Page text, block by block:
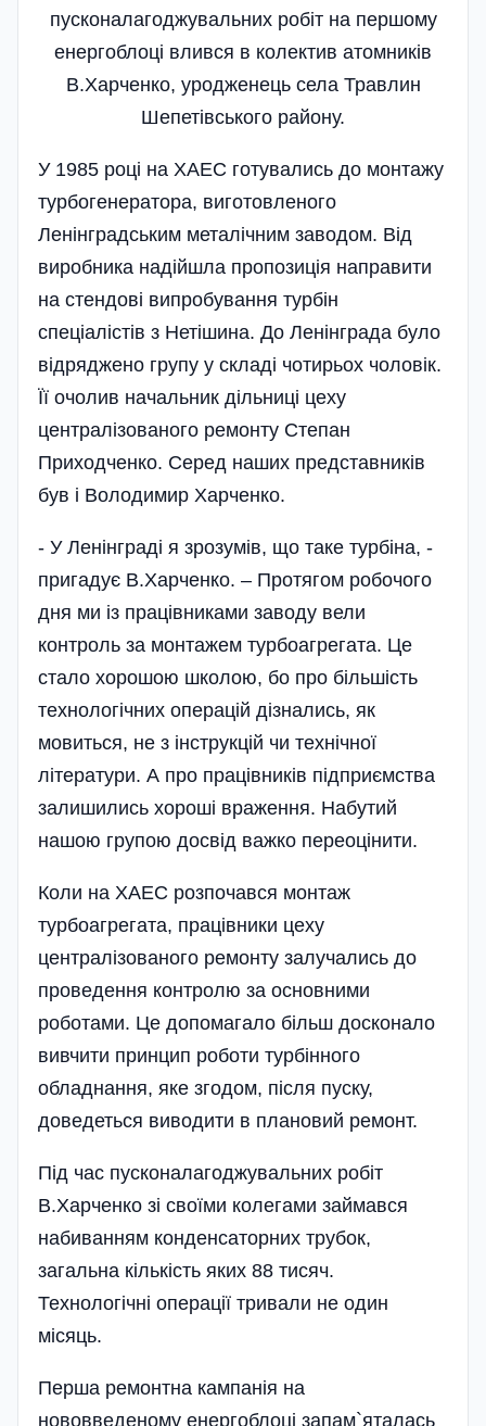
пусконалагоджувальних робіт на першому
енергоблоці влився в колектив атомників
В.Харченко, уродженець села Травлин
Шепетівського району.
У 1985 році на ХАЕС готувались до монтажу
турбогенератора, виготовленого
Ленінградським металічним заводом. Від
виробника надійшла пропозиція направити
на стендові випробування турбін
спеціалістів з Нетішина. До Ленінграда було
відряджено групу у складі чотирьох чоловік.
Її очолив начальник дільниці цеху
централізованого ремонту Степан
Приходченко. Серед наших представників
був і Володимир Харченко.
- У Ленінграді я зрозумів, що таке турбіна, -
пригадує В.Харченко. – Протягом робочого
дня ми із працівниками заводу вели
контроль за монтажем турбоагрегата. Це
стало хорошою школою, бо про більшість
технологічних операцій дізнались, як
мовиться, не з інструкцій чи технічної
літератури. А про працівників підприємства
залишились хороші враження. Набутий
нашою групою досвід важко переоцінити.
Коли на ХАЕС розпочався монтаж
турбоагрегата, працівники цеху
централізованого ремонту залучались до
проведення контролю за основними
роботами. Це допомагало більш досконало
вивчити принцип роботи турбінного
обладнання, яке згодом, після пуску,
доведеться виводити в плановий ремонт.
Під час пусконалаго­джувальних робіт
В.Харченко зі своїми колегами займався
набиванням конденсаторних трубок,
загальна кількість яких 88 тисяч.
Технологічні операції тривали не один
місяць.
Перша ремонтна кампанія на
нововведеному енергоблоці запам`яталась